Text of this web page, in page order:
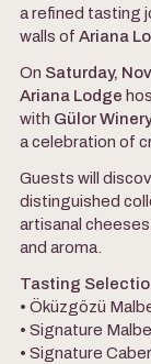
a refined tasting
walls of Ariana
On Saturday,
Ariana Lodge
with Gülor
a celebration of
Guests will
distinguished
artisanal
and aroma.
Tasting
• Öküzgözü
• Signature
• Signature